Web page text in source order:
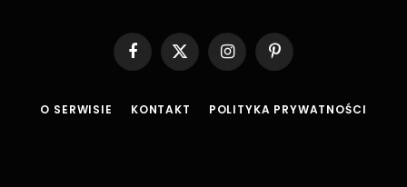
Facebook
X
(Twitter)
InstagramPinterest
O SERWISIE KONTAKT POLITYKA PRYWATNOŚCI